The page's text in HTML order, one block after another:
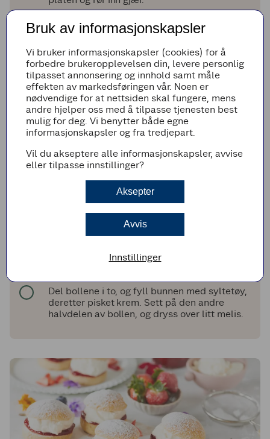
kardemomme i en kjøkkenmaskin. Tilsett den
lune gjærblandingen, og olje. Kjør sammen,
og tilsett Semper fin mix til en jevn deig.
Elt deigen i ca. 5 min. Ikke tilsett for mye mel,
da kan bollene fort bli for kompakte.
Dekk bakebollen med plast, og hev deigen i
30 min et lunt sted.
Dypp hendene i kaldt vann og form deigen til
boller.
Legg bollene på et bakepapirdekket
stekebrett, dekk til, og la etterheve i ca. 45
minutter.
Pensle bollene med sammenpisket egg, og
stek midt i ovn ved 225 °C i ca. 14 min, eller
til bollene er gylne og gjennomstekte. Avkjøl
Pisk kald kremfløte sammen med sukker til
Del bollene i to, og fyll bunnen med syltetøy,
deretter pisket krem. Sett på den andre
halvdelen av bollen, og dryss over litt melis.
Bruk av informasjonskapsler
Vi bruker informasjonskapsler (cookies) for å
forbedre brukeropplevelsen din, levere personlig
tilpasset annonsering og innhold samt måle
effekten av markedsføringen vår. Noen er
nødvendige for at nettsiden skal fungere, mens
andre hjelper oss med å tilpasse tjenesten best
mulig for deg. Vi benytter både egne
informasjonskapsler og fra tredjepart.
Vil du akseptere alle informasjonskapsler, avvise
eller tilpasse innstillinger?
Aksepter
Avvis
Innstillinger